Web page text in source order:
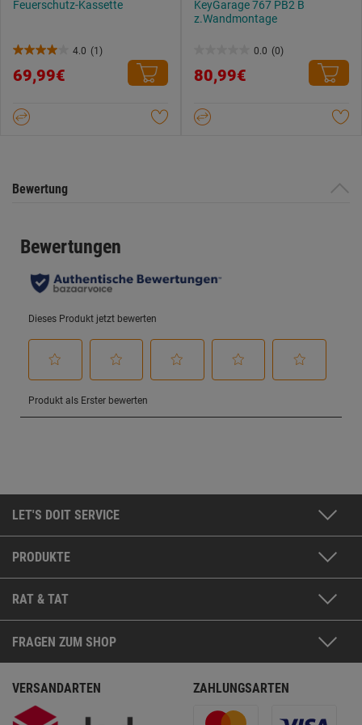
Feuerschutz-Kassette
4.0 (1)
4.0
von
Sternen.
69,99€
KeyGarage 767 PB2 B
z.Wandmontage
0.0 (0)
von
Sternen.
80,99€
Bewertung
LET'S DOIT SERVICE
PRODUKTE
RAT & TAT
FRAGEN ZUM SHOP
VERSANDARTEN ZAHLUNGSARTEN